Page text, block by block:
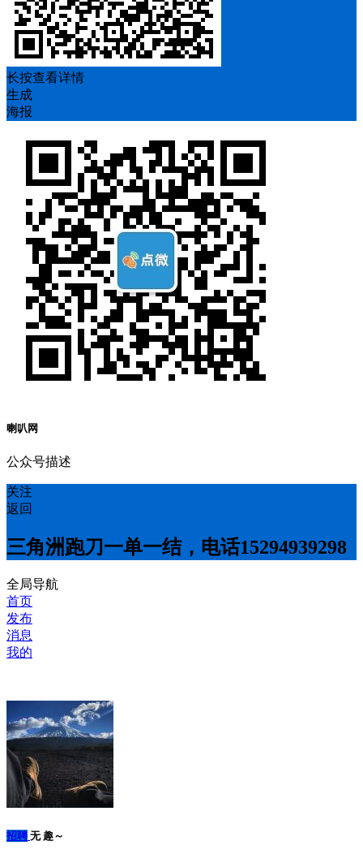
长按查看详情
生成
海报
喇叭网
公众号描述
关注
返回
三角洲跑刀一单一结，电话15294939298
全局导航
首页
发布
消息
我的
招聘 无 趣～